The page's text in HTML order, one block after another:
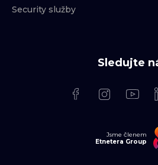
Security služby
Sledujte
Jsme členem
Etnetera Group